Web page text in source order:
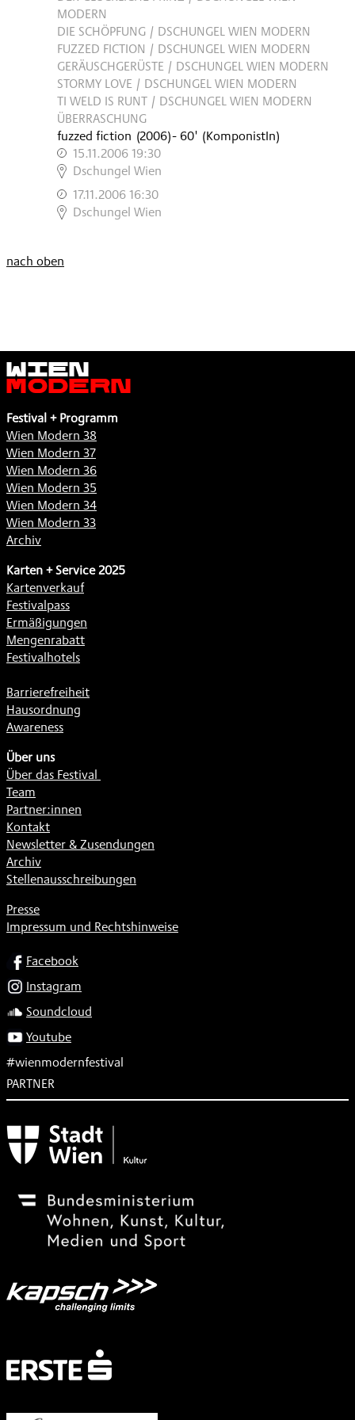
MODERN
DIE SCHÖPFUNG / DSCHUNGEL WIEN MODERN
FUZZED FICTION / DSCHUNGEL WIEN MODERN
GERÄUSCHGERÜSTE / DSCHUNGEL WIEN MODERN
STORMY LOVE / DSCHUNGEL WIEN MODERN
TI WELD IS RUNT / DSCHUNGEL WIEN MODERN
ÜBERRASCHUNG
fuzzed fiction (2006)- 60' (KomponistIn)
15.11.2006 19:30
,
Dschungel Wien
17.11.2006 16:30
,
Dschungel Wien
nach oben
Wien
Modern
Festival + Programm
Wien Modern 38
Wien Modern 37
Wien Modern 36
Wien Modern 35
Wien Modern 34
Wien Modern 33
Archiv
Karten + Service 2025
Kartenverkauf
Festivalpass
Ermäßigungen
Mengenrabatt
Festivalhotels
Barrierefreiheit
Hausordnung
Awareness
Über uns
Über das Festival
Team
Partner:innen
Kontakt
Newsletter & Zusendungen
Archiv
Stellenausschreibungen
Presse
Impressum und Rechtshinweise
SOCIALFacebook
Instagram
Soundcloud
Youtube
#wienmodernfestival
PARTNER
Subventionsgeber